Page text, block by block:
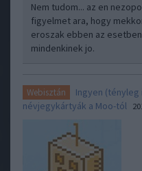
Nem tudom... az en
figyelmet ara, hogy
eroszak ebben az
mindenkinek jo.
Webisztán
Ingyen
névjegykártyák a Moo-tól